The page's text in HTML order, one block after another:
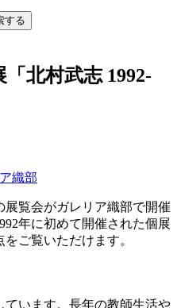
する
北村武志 1992-
織部
展覧会がガレリア織部で開催
年に初めて開催された個展
ご覧いただけます。
ています。長年の教師生活や